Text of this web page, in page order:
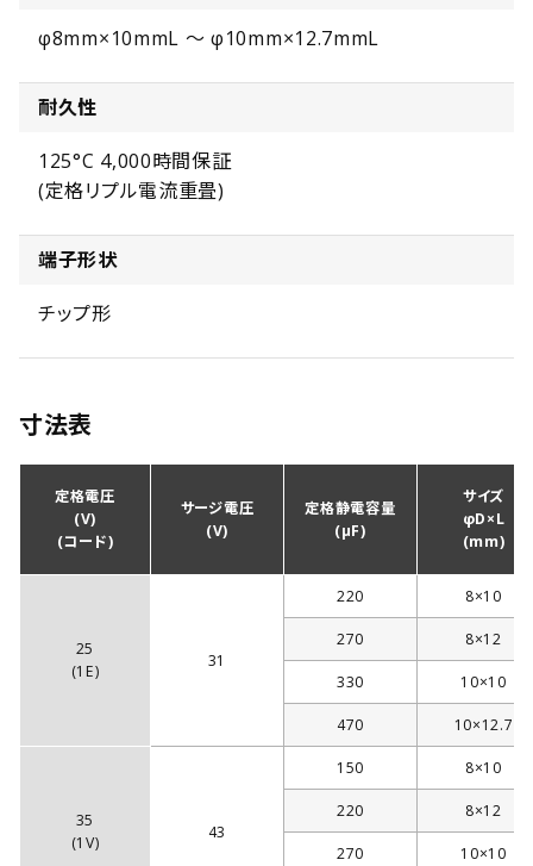
φ8mm×10mmL ～ φ10mm×12.7mmL
耐久性
125°C 4,000時間保証
(定格リプル電流重畳)
端子形状
チップ形
寸法表
定格電圧
(V)
(コード)
サージ電圧
(V)
定格静電容量
(µF)
サイズ
φD×L
(mm)
25
(1E)
31
220 8×10
270 8×12
330 10×10
470 10×12.7
35
(1V)
43
150 8×10
220 8×12
270 10×10